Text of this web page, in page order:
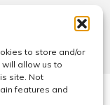
to store and/or
allow us to
site. Not
features and